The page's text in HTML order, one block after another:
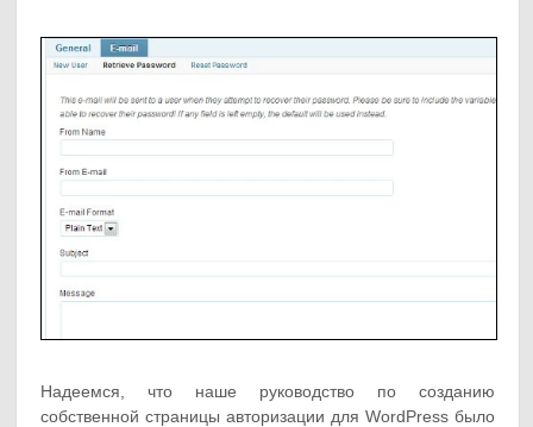
Надеемся, что наше руководство по созданию
собственной страницы авторизации для WordPress было